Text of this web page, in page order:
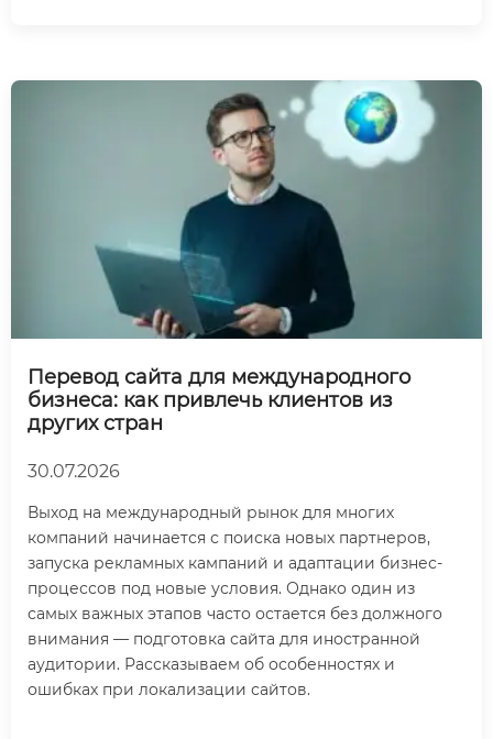
Перевод сайта для международного
бизнеса: как привлечь клиентов из
других стран
30.07.2026
Выход на международный рынок для многих
компаний начинается с поиска новых партнеров,
запуска рекламных кампаний и адаптации бизнес-
процессов под новые условия. Однако один из
самых важных этапов часто остается без должного
внимания — подготовка сайта для иностранной
аудитории. Рассказываем об особенностях и
ошибках при локализации сайтов.